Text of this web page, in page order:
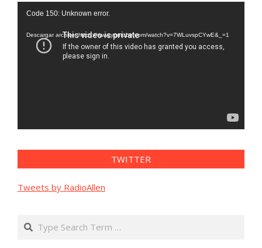
Reproductor
vídeo
Code 150: Unknown error.
Descargar archivo: https://www.youtube.com/watch?v=7WLuvspCYwE&_=1
TWITTER
Tweets by RadioAllen
Search